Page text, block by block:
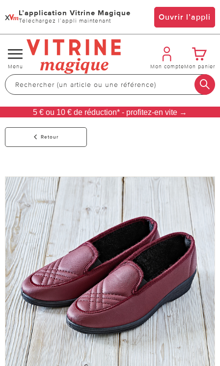
x L’application Vitrine Magique
Téléchargez l’appli maintenant Ouvrir l’appli
Changer
de
navigation
Menu Mon compteMon panier
5 € ou 10 € de réduction* - profitez-en vite →
Retour